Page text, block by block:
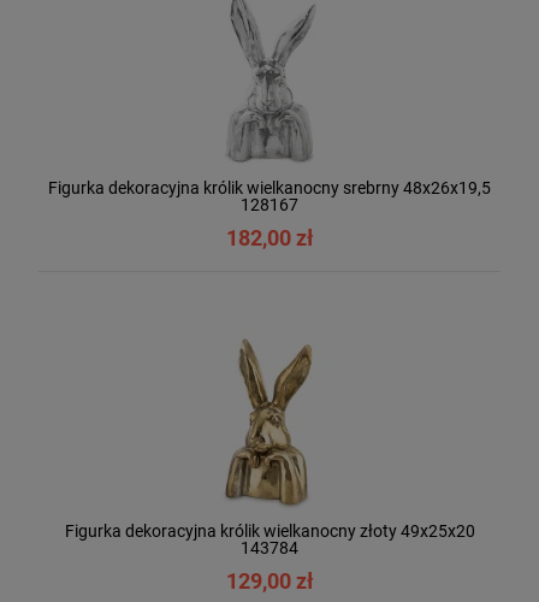
Figurka dekoracyjna królik wielkanocny srebrny 48x26x19,5
128167
182,00 zł
Figurka dekoracyjna królik wielkanocny złoty 49x25x20
143784
129,00 zł